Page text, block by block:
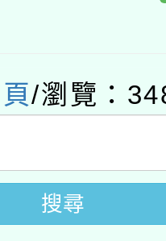
及節水達
祈福系列
地景藝術
/瀏覽：
搜尋